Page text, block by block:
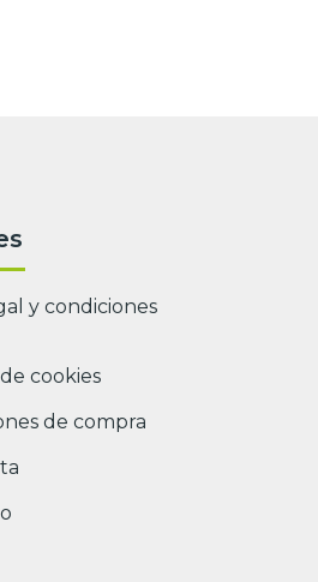
y condiciones
cookies
de compra